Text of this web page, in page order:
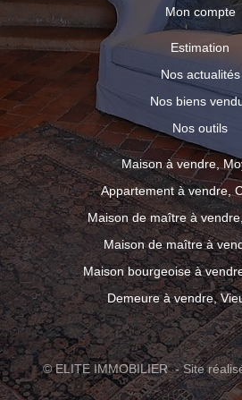
Mon compte
Estimation
Nos actualités
Nos biens
Nos outils
Maison à vendre,
Appartement à vendre,
Maison de maître à
Maison de maître à
Maison bourgeoise à
Demeure à vendre,
© ELITE IMMOBILIER - Site